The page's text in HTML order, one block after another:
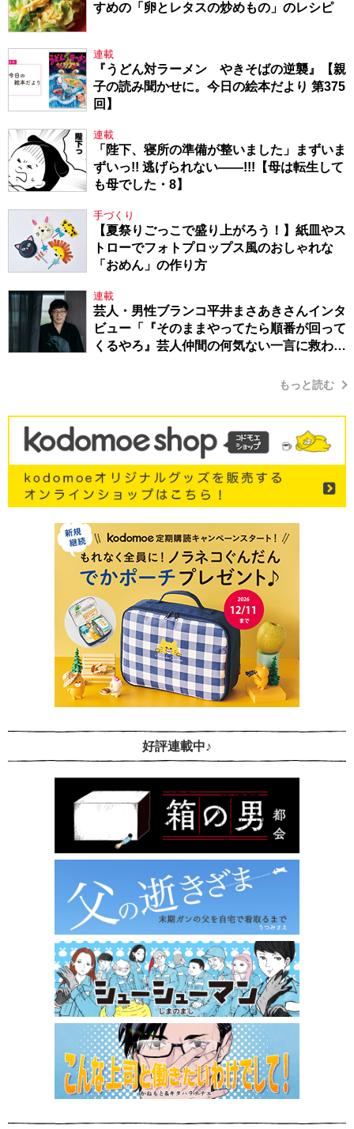
すめの「卵とレタスの炒めもの」のレシピ
連載
『うどん対ラーメン やきそばの逆襲』【親
子の読み聞かせに。今日の絵本だより 第375
回】
連載
「陛下、寝所の準備が整いました」まずいま
ずいっ!! 逃げられない――!!!【母は転生して
も母でした・8】
手づくり
【夏祭りごっこで盛り上がろう！】紙皿やス
トローでフォトプロップス風のおしゃれな
「おめん」の作り方
連載
芸人・男性ブランコ平井まさあきさんインタ
ビュー「『そのままやってたら順番が回って
くるやろ』芸人仲間の何気ない一言に救われ
もっと読む
好評連載中♪